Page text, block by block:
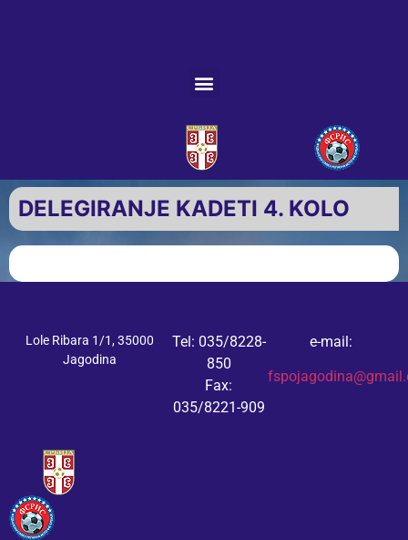
DELEGIRANJE KADETI 4. KOLO
Lole Ribara 1/1, 35000
Jagodina
Tel: 035/8228-
850
Fax:
035/8221-909
e-mail: